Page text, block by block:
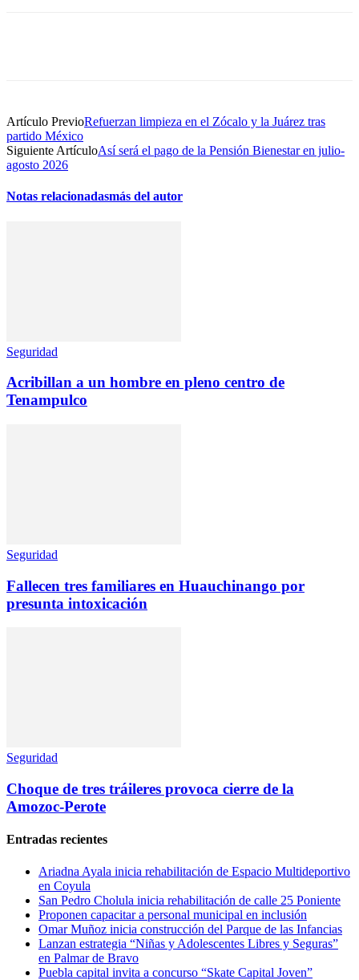
Artículo PrevioRefuerzan limpieza en el Zócalo y la Juárez tras
partido México
Siguiente ArtículoAsí será el pago de la Pensión Bienestar en julio-
agosto 2026
Notas relacionadasmás del autor
Seguridad
Acribillan a un hombre en pleno centro de
Tenampulco
Seguridad
Fallecen tres familiares en Huauchinango por
presunta intoxicación
Seguridad
Choque de tres tráileres provoca cierre de la
Amozoc-Perote
Entradas recientes
Ariadna Ayala inicia rehabilitación de Espacio Multideportivo
en Coyula
San Pedro Cholula inicia rehabilitación de calle 25 Poniente
Proponen capacitar a personal municipal en inclusión
Omar Muñoz inicia construcción del Parque de las Infancias
Lanzan estrategia “Niñas y Adolescentes Libres y Seguras”
en Palmar de Bravo
Puebla capital invita a concurso “Skate Capital Joven”